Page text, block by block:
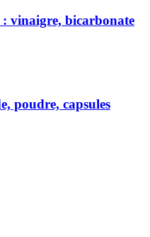
: vinaigre, bicarbonate
poudre, capsules